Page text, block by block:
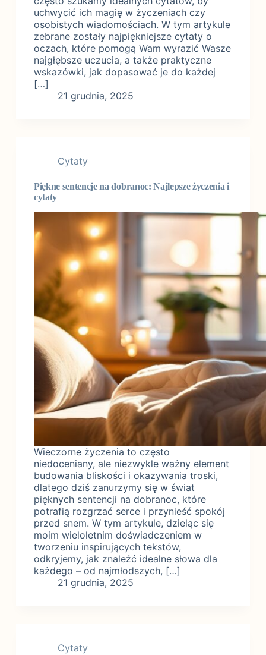
uchwycić ich magię w życzeniach czy
osobistych wiadomościach. W tym artykule
zebrane zostały najpiękniejsze cytaty o
oczach, które pomogą Wam wyrazić Wasze
najgłębsze uczucia, a także praktyczne
wskazówki, jak dopasować je do każdej
[…]
21 grudnia, 2025
Cytaty
Piękne sentencje na dobranoc: Najlepsze życzenia i
cytaty
Wieczorne życzenia to często
niedoceniany, ale niezwykle ważny element
budowania bliskości i okazywania troski,
dlatego dziś zanurzymy się w świat
pięknych sentencji na dobranoc, które
potrafią rozgrzać serce i przynieść spokój
przed snem. W tym artykule, dzieląc się
moim wieloletnim doświadczeniem w
tworzeniu inspirujących tekstów,
odkryjemy, jak znaleźć idealne słowa dla
każdego – od najmłodszych, […]
21 grudnia, 2025
Cytaty